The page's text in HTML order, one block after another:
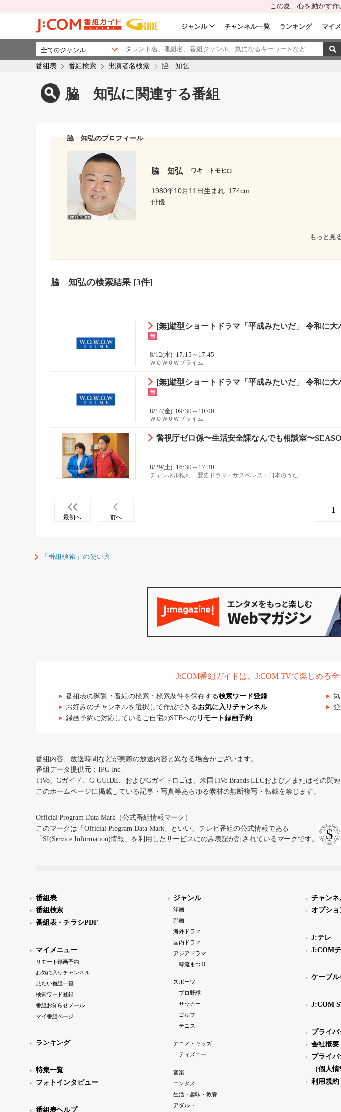
この夏、心を動かす作
ジャンル チャンネル一覧 ランキング マイ
番組表 番組検索 出演者名検索 脇 知弘
脇 知弘に関連する番組
脇 知弘のプロフィール
脇 知弘 ワキ トモヒロ
1980年10月11日生まれ 174cm
俳優
もっと見る
脇 知弘の検索結果 [3件]
[無]縦型ショートドラマ「平成みたいだ」 令和に大
無
8/12(水) 17:15～17:45
ＷＯＷＯＷプライム
[無]縦型ショートドラマ「平成みたいだ」 令和に大
無
8/14(金) 09:30～10:00
ＷＯＷＯＷプライム
警視庁ゼロ係〜生活安全課なんでも相談室〜
8/29(土) 16:30～17:30
チャンネル銀河 歴史ドラマ・サスペンス・日本のうた
最初へ 前へ
1
「番組検索」の使い方
J:COM番組ガイドは、J:COM TVで楽しめる
番組表の閲覧・番組の検索・検索条件を保存する検索ワード登録
お好みのチャンネルを選択して作成できる お気に入りチャンネル
録画予約に対応しているご自宅のSTBへの リモート録画予約
番組内容、放送時間などが実際の放送内容と異なる場合がございます。
番組データ提供元：IPG Inc.
TiVo、Gガイド、G-GUIDE、およびGガイドロゴは、米国TiVo Brands LLCおよび／またはその関
このホームページに掲載している記事・写真等あらゆる素材の無断複写・転載を禁じます。
Official Program Data Mark（公式番組情報マーク）
このマークは「Official Program Data Mark」といい、テレビ番組の公式情報である
「SI(Service Information)情報」を利用したサービスにのみ表記が許されているマークです。
番組表
番組検索
番組表・チラシPDF
マイメニュー
リモート録画予約
お気に入りチャンネル
見たい番組一覧
検索ワード登録
番組お知らせメール
マイ番組ページ
ランキング
特集一覧
フォトインタビュー
番組表ヘルプ
ジャンル
洋画
邦画
海外ドラマ
国内ドラマ
アジアドラマ
韓流まつり
スポーツ
プロ野球
サッカー
ゴルフ
テニス
アニメ・キッズ
ディズニー
音楽
エンタメ
生活・趣味・教養
アダルト
チャンネ
オプショ
J:テレ
J:COM
ケーブル
J:COM
プライバ
会社概要
プライバ
（個人
利用規約